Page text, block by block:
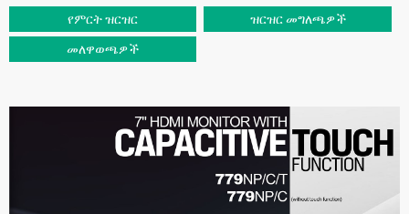
የምርት ዝርዝር
ዝርዝር መግለጫዎች
መለዋወጫዎች